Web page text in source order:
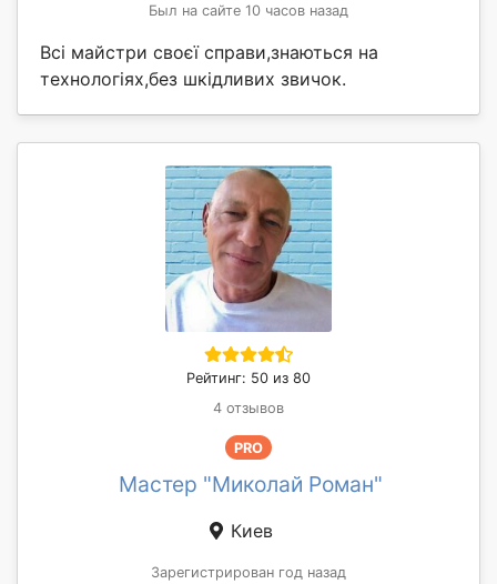
Был на сайте 10 часов назад
Всі майстри своєї справи,знаються на
технологіях,без шкідливих звичок.
Рейтинг: 50 из 80
4 отзывов
PRO
Мастер "Миколай Роман"
Киев
Зарегистрирован год назад